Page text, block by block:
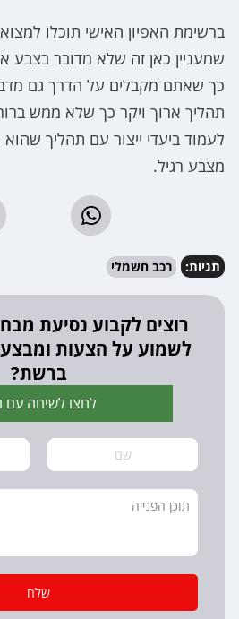
ברשימת האפיון האישי תוכלו
שמעניין כאן זה שלא מדובר בצבע
כך שאתם מקבלים על הדרך גם
תהליך ארוך ויקר כך שלא ממש
לעמוד ביעדי ייצור עם תהליך
מצבע רגיל.
תגיות: רכב חשמלי
רוצים לקבוע נסיעת
לשמוע על הצעות
ברשת?
לחצו לשיחה עם
שלח